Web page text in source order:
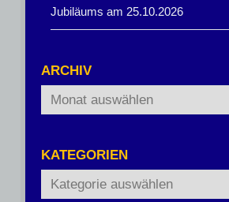
Jubiläums am 25.10.2026
ARCHIV
Archiv
KATEGORIEN
Kategorien